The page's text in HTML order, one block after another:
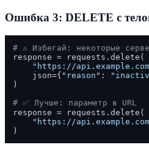
Ошибка 3: DELETE с
# ⚠️ Избегай: некоторые
response = requests.delete(
"https://
    json={
"reason" :
)
# ✅ Лучше: параметр в URL
response = requests.delete(
"https://